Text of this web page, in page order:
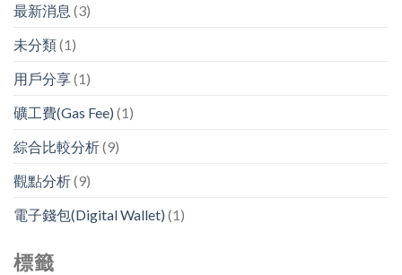
最新消息 (3)
未分類(1)
用戶分享(1)
礦工費(Gas Fee) (1)
綜合比較分析(9)
觀點分析(9)
電子錢包(Digital Wallet) (1)
標籤